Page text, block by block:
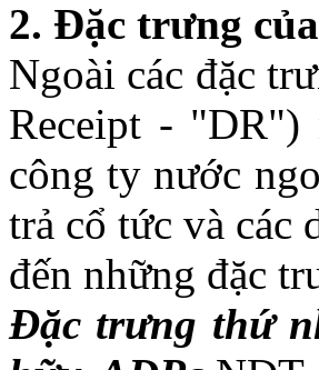
2. Đặc trưng
Ngoài các đặc
Receipt - "DR")
công ty nước
trả cổ tức và các
đến những đặc
Đặc trưng thứ